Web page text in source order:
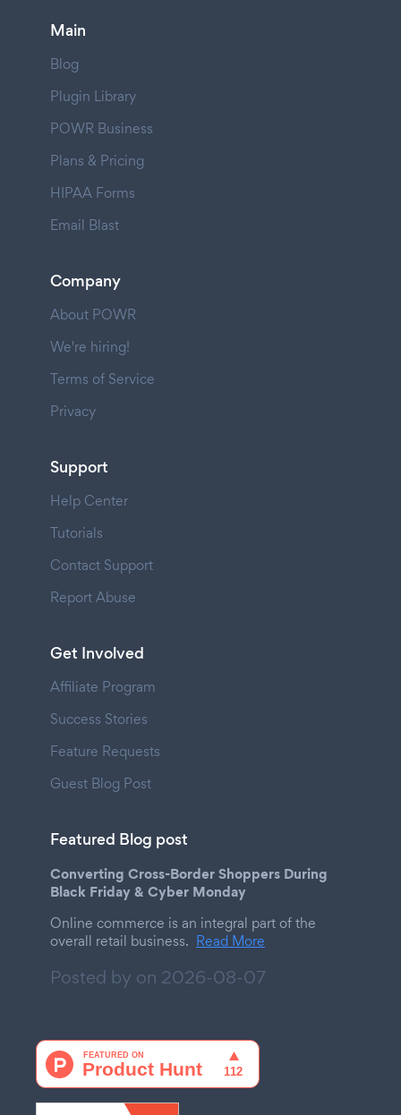
Main
Blog
Plugin Library
POWR Business
Plans & Pricing
HIPAA Forms
Email Blast
Company
About POWR
We're hiring!
Terms of Service
Privacy
Support
Help Center
Tutorials
Contact Support
Report Abuse
Get Involved
Affiliate Program
Success Stories
Feature Requests
Guest Blog Post
Featured Blog post
Converting Cross-Border Shoppers During
Black Friday & Cyber Monday
Online commerce is an integral part of the
overall retail business. Read More
Posted by on 2026-08-07